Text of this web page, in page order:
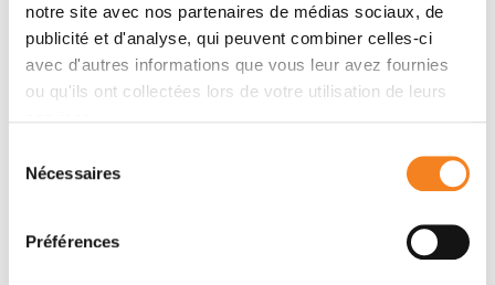
notre site avec nos partenaires de médias sociaux, de
publicité et d'analyse, qui peuvent combiner celles-ci
avec d'autres informations que vous leur avez fournies
ou qu'ils ont collectées lors de votre utilisation de leurs
Nécessaires
Préférences
préalable. Jetez un œil au programme et venez
comme vous êtes !